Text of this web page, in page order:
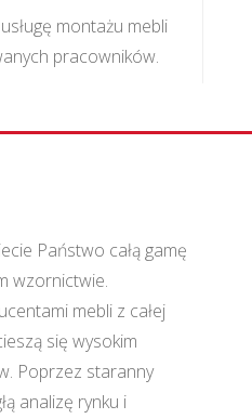
montażu mebli
pracowników.
Państwo całą gamę
wzornictwie.
mebli z całej
się wysokim
Poprzez staranny
analizę rynku i